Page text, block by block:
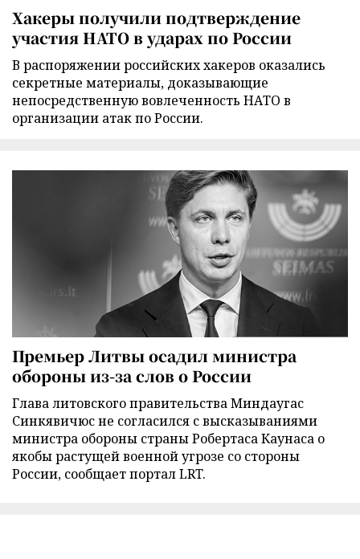
Хакеры получили подтверждение
участия НАТО в ударах по России
В распоряжении российских хакеров оказались
секретные материалы, доказывающие
непосредственную вовлеченность НАТО в
организации атак по России.
Премьер Литвы осадил министра
обороны из-за слов о России
Глава литовского правительства Миндаугас
Синкявичюс не согласился с высказываниями
министра обороны страны Робертаса Каунаса о
якобы растущей военной угрозе со стороны
России, сообщает портал LRT.